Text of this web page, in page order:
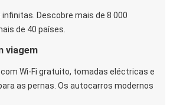
infinitas. Descobre mais de 8 000
de 40 países.
viagem
Wi-Fi gratuito, tomadas eléctricas e
as pernas. Os autocarros modernos